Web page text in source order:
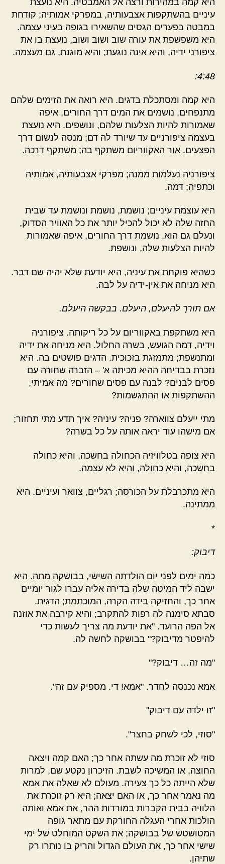
היא קמה במהירות ורצה אל האמבטיה. היא נועצת
עיניים בהשתקפות אצבעותיה, במפרקי אמותיה; קודחת
במבטה בפערים הגסים שהשאירו בגופה בעיני עצמה.
היא משפשפת את עורה שוב ושוב ושוב, נועצת בו את
ציפורני ידיה, והיא אינה נוגעת; והיא מוגנת, גם מעצמה.
4:48:
היא קמה ומסתכלת בדגים. היא רואה את הזימים שלהם
מתנפחים, נושמים את המים דרך החורים, איפה
שאמורות להיות הצלעות שלהם, ונושפים. היא נועצת
בעצמה ציפורניים עד שיורד לה דם; מנסה לנשום דרך
הפצעים. אור האקווריום משתקף בה; משתקף דרכה.
ציפורניה נעלמות ממנה; מפרקי אצבעותיה, אמותיה
וכתפיה; דמה.
היא עוצמת עיניים; נושמת, נושמת ונושמת עד שבית
החזה שלה לא יכול להכיל יותר את כל האוויר הסדוק,
ונעלם גם הוא. נושמת דרך החורים, איפה שאמורות
להיות הצלעות שלה, ונושפת.
כשהיא פוקחת את עיניה, היא יודעת שלא יהיה שם דבר.
היא מניחה את אין-ידיה על לבה.
אם תורך להיעלם, היעלם. בבקשה היעלם.
היא משתקפת באקווריום על כל ריקותה. ציפורניה
וידיה, דמה הגועש, בשרה החלול. היא מניחה את ידיה
ומתנשפת; מתמזגת בזכוכית. הדגים פושטים בה. היא
נזכרת בבדיחה ההיא מכיתה א' – הזברה שחורה עם
פסים לבנים? לבנה עם פסים שחורים? מה אמיתי,
ההשתקפות או ההתגשמות?
מתי ייעלם צווארה? פניה? עיניה? איך תדע מתי תחזור;
אם מישהו עוד יראה אותה על כל בשרה?
היא צופה בטלוויזיה הכחולה בחשכה, והיא כחולה
בחשכה, והיא כחולה, והיא לא עצמה.
היא מתכרבלת על הכורסה; רגליים, צוואר ועיניים. היא
ממתינה.
*
דיבוק:
כמה ימים לפני יום הולדתה השישי, בבושקה מתה. היא
ישבה ליד המיטה שלה בדירה אליה עברו לגור יומיים
אחר כך, והחזיקה בידה הקרה, המוכתמת; הדגית.
סבתא סימנה לה רפות להתקרב; והיא קירבה את אוזנה
אל הפה הרועד. "את יודעת מה צריך לעשות כדי
להיפטר מדיבוק?" בבושקה לחשה לה.
"מה זה… דיבוק?"
אמא נכנסה לחדר. "אמא! די. מספיק עם זה".
"זו ילדה עם דיבוק"
"סוזי, לכי לשחק בחצר".
סוזי לא זוכרת מה עשתה אחר כך; האם קמה ויצאה
החוצה, או המשיכה לשבת. הזיכרון נקטע שם, למרות
שלא הייתה כל כך צעירה. מעולם לא שאלה את אמא
מה נאמר אחר כך, או האם יצאה; היא רק זוכרת את
הלוויה בבית הקברות במורדות ההר, את אמא ואותה
הולכות אחרי העגלה החורקת עם מתאר גופה
המטושטש של בבושקה; את השקט המוחלט של ימי
שישי אחר כך, את העולם הגדול והריק בו נותרו רק
שתיהן.